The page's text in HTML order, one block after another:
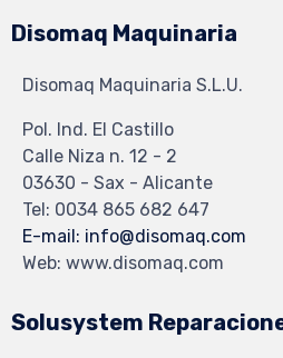
Disomaq Maquinaria
Disomaq Maquinaria S.L.U.
Pol. Ind. El Castillo
Calle Niza n. 12 - 2
03630 - Sax - Alicante
Tel: 0034 865 682 647
E-mail: info@disomaq.com
Web: www.disomaq.com
Solusystem